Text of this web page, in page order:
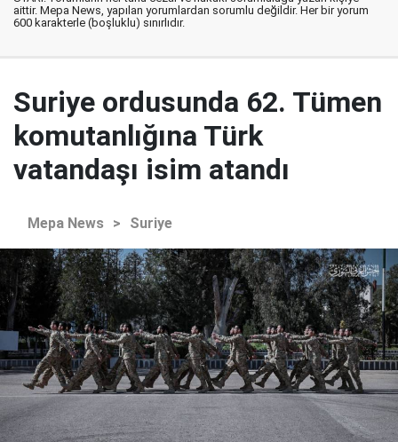
aittir. Mepa News, yapılan yorumlardan sorumlu değildir. Her bir yorum
600 karakterle (boşluklu) sınırlıdır.
Suriye ordusunda 62. Tümen
komutanlığına Türk
vatandaşı isim atandı
Mepa News > Suriye